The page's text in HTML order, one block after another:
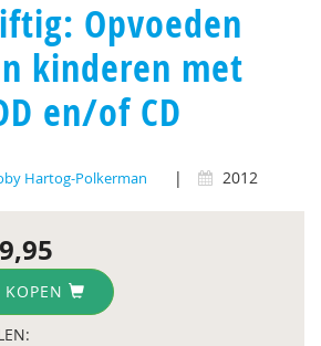
Opvoeden
kinderen met
en/of CD
Hartog-Polkerman | 2012
9,95
KOPEN